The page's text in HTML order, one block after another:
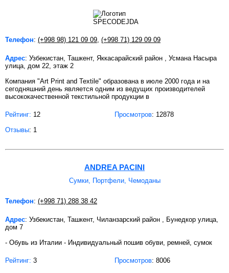
Телефон: (+998 98) 121 09 09 (+998 71) 129 09 09
Адрес: Узбекистан, Ташкент, Яккасарайский район , Усмана Насыра
улица, дом 22, этаж 2
Компания "Art Print and Textile" образована в июле 2000 года и на
сегодняшний день является одним из ведущих производителей
высококачественной текстильной продукции в
Рейтинг: 12 Просмотров: 12878
Отзывы: 1
ANDREA PACINI
Сумки, Портфели, Чемоданы
Телефон: (+998 71) 288 38 42
Адрес: Узбекистан, Ташкент, Чиланзарский район , Бунедкор улица,
дом 7
- Обувь из Италии - Индивидуальный пошив обуви, ремней, сумок
Рейтинг: 3 Просмотров: 8006